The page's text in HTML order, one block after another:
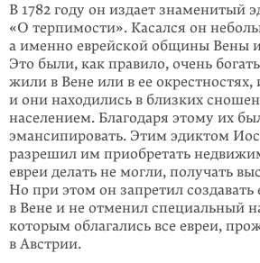
В 1782 году он издает знаменитый
«О терпимости». Касался он
а именно еврейской общины Вены
Это были, как правило, очень
жили в Вене или в ее
и они находились в близких
населением. Благодаря этому их
эмансипировать. Этим эдиктом
разрешил им приобретать
евреи делать не могли, получать
Но при этом он запретил
в Вене и не отменил специальный
которым облагались все евреи,
в Австрии.